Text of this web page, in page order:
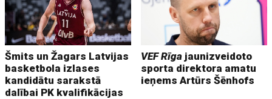
Šmits un Žagars Latvijas
basketbola izlases
kandidātu sarakstā
dalībai PK kvalifikācijas
VEF Rīga jaunizveidoto
sporta direktora amatu
ieņems Artūrs Šēnhofs